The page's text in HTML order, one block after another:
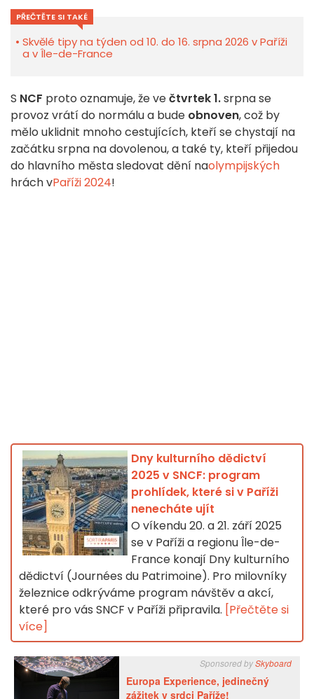
PŘEČTĚTE SI TAKÉ
Skvělé tipy na týden od 10. do 16. srpna 2026 v Paříži
a v Île-de-France
S NCF proto oznamuje, že večtvrtek 1.srpna se
provoz vrátí do normálu a bude obnoven, což by
mělo uklidnit mnoho cestujících, kteří se chystají na
začátku srpna na dovolenou, a také ty, kteří přijedou
do hlavního města sledovat dění naolympijských
hrách vPaříži 2024!
Dny kulturního dědictví
2025 v SNCF: program
prohlídek, které si v Paříži
nenecháte ujít
O víkendu 20. a 21. září 2025
se v Paříži a regionu Île-de-
France konají Dny kulturního
dědictví (Journées du Patrimoine). Pro milovníky
železnice odkrýváme program návštěv a akcí,
které pro vás SNCF v Paříži připravila. [Přečtěte si
více]